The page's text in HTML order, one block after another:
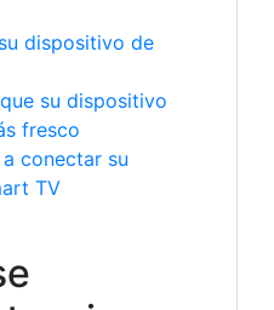
dispositivo de
su dispositivo
fresco
conectar su
TV